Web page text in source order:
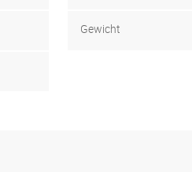
Gewicht